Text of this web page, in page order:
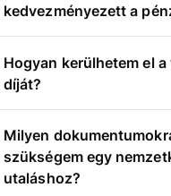
kedvezményezett a
Hogyan kerülhetem el
díját?
Milyen
szükségem egy
utaláshoz?